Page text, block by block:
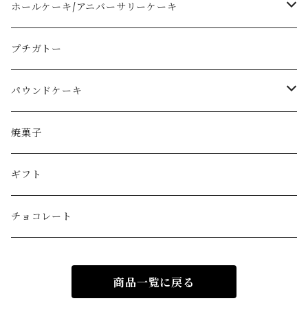
ホールケーキ/アニバーサリーケーキ
ショートケーキタイプ
フルーツタルト
モンブラン
その他
プチガトー
パウンドケーキ
1本サイズ
カットサイズ
焼菓子
ギフト
チョコレート
商品一覧に戻る